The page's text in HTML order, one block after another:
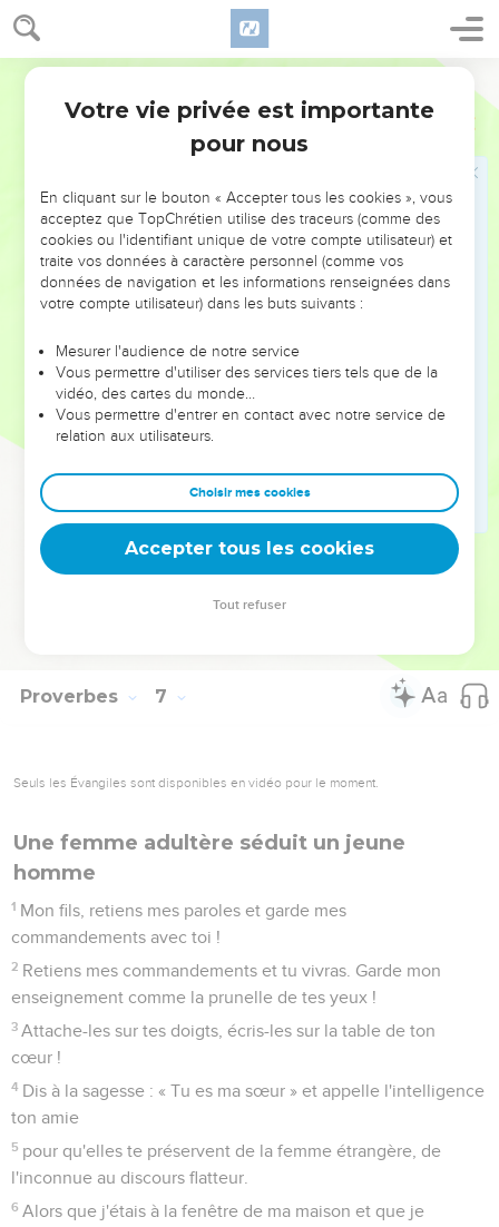
Proverbes 6
26 En effet, pour la femme prostituée on se réduit à un
morceau de pain et la femme mariée capture une vie
précieuse.
Peut-on prendre du feu contre soi sans que les habits ne
les pieds ?
Il en va de même pour celui qui s’approche de la femme
de son prochain : celui qui la touche ne restera pas impuni.
On ne méprise pas le voleur qui vole pour s’alimenter,
mais, si on le trouve, il fait une restitution au septuple, il
donne tous les biens de sa maison.
Celui qui commet un adultère avec une femme manque
de bon sens. Il veut se détruire lui-même, celui qui agit de
cette manière :
il ne trouvera que blessures et déshonneur, et sa honte ne
s'effacera pas.
En effet, la jalousie rend un homme furieux, et il est sans
Proverbes 7
Seuls les Évangiles sont disponibles en vidéo pour le moment.
Une femme adultère séduit un jeune
homme
1 Mon fils, retiens mes paroles et garde mes
commandements avec toi !
2 Retiens mes commandements et tu vivras. Garde mon
enseignement comme la prunelle de tes yeux !
3 Attache-les sur tes doigts, écris-les sur la table de ton
cœur !
4 Dis à la sagesse : « Tu es ma sœur » et appelle l'intelligence
ton amie
5 pour qu'elles te préservent de la femme étrangère, de
l'inconnue au discours flatteur.
6 Alors que j'étais à la fenêtre de ma maison et que je
Votre vie privée est importante
pour nous
En cliquant sur le bouton « Accepter tous les cookies », vous
acceptez que TopChrétien utilise des traceurs (comme des
cookies ou l'identifiant unique de votre compte utilisateur) et
traite vos données à caractère personnel (comme vos
données de navigation et les informations renseignées dans
votre compte utilisateur) dans les buts suivants :
Mesurer l'audience de notre service
Vous permettre d'utiliser des services tiers tels que de la
vidéo, des cartes du monde…
Vous permettre d'entrer en contact avec notre service de
relation aux utilisateurs.
Choisir mes cookies
Accepter tous les cookies
Tout refuser